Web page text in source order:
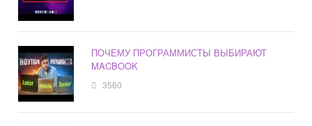
ПОЧЕМУ ПРОГРАММИСТЫ ВЫБИРАЮТ
MACBOOK
3560